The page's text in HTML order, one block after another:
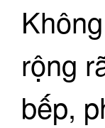
rộng
bếp,